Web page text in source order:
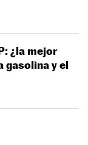
¿la mejor
gasolina y el